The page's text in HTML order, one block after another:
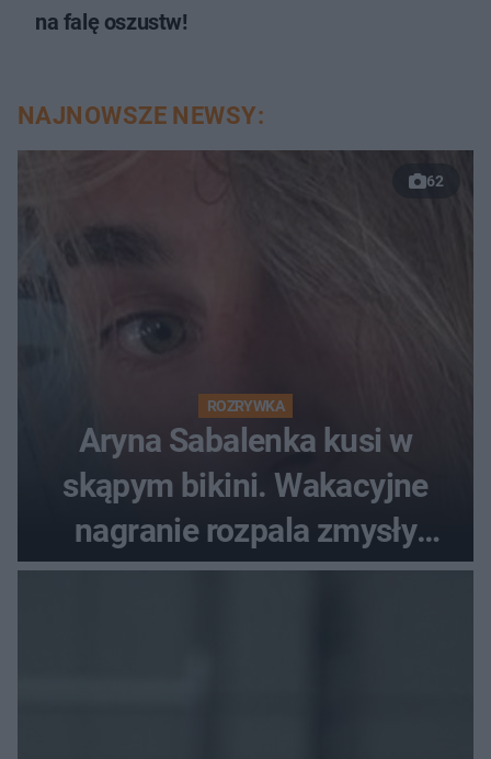
na falę oszustw!
NAJNOWSZE NEWSY:
62
ROZRYWKA
Aryna Sabalenka kusi w
skąpym bikini. Wakacyjne
nagranie rozpala zmysły
fanów